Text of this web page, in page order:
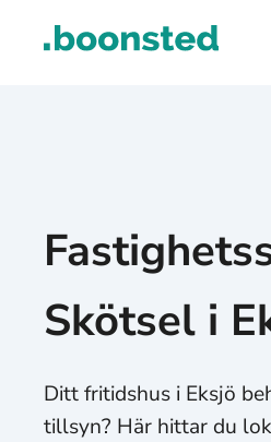
Skötsel i
Ditt fritidshus i Eksjö
tillsyn? Här hittar du